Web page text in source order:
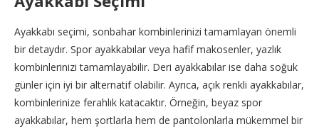
Ayakkabı seçimi, sonbahar kombinlerinizi tamamlayan önemli
bir detaydır. Spor ayakkabılar veya hafif makosenler, yazlık
kombinlerinizi tamamlayabilir. Deri ayakkabılar ise daha soğuk
günler için iyi bir alternatif olabilir. Ayrıca, açık renkli ayakkabılar,
kombinlerinize ferahlık katacaktır. Örneğin, beyaz spor
ayakkabılar, hem şortlarla hem de pantolonlarla mükemmel bir